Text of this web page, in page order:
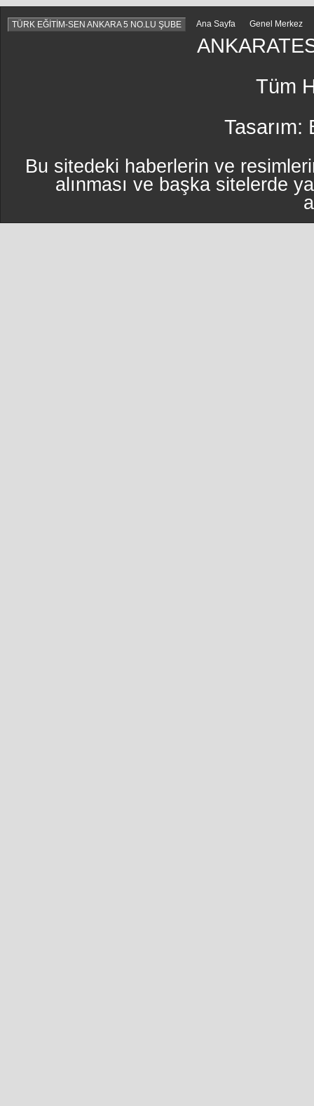
TÜRK EĞİTİM-SEN ANKARA 5 NO.LU ŞUBE Ana Sayfa Genel Merkez
Tüm
Tasarım:
Bu sitedeki haberlerin ve
alınması ve başka sitelerde